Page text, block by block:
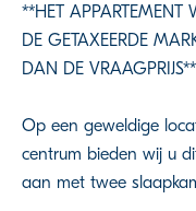
**HET APPARTEMENT
DE GETAXEERDE
DAN DE VRAAGPRIJS**
Op een geweldige
centrum bieden wij u
aan met twee